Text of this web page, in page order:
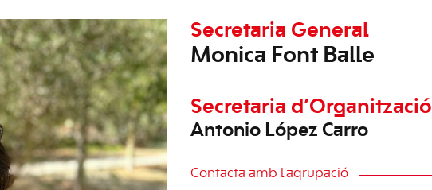
Secretaria General
Monica Font Balle
Secretaria d’Organització
Antonio López Carro
Contacta amb l'agrupació